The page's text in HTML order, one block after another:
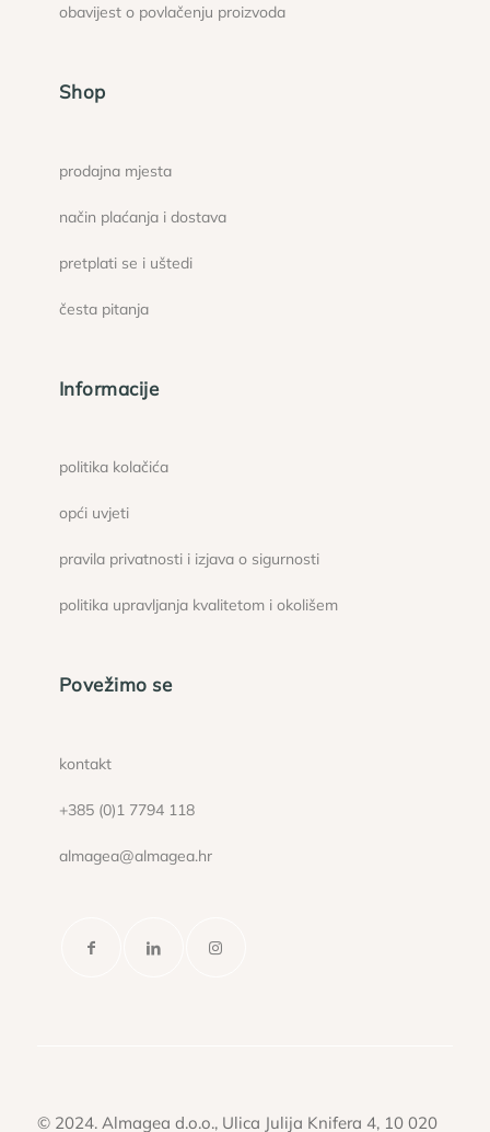
obavijest o povlačenju proizvoda
Shop
prodajna mjesta
način plaćanja i dostava
pretplati se i uštedi
česta pitanja
Informacije
politika kolačića
opći uvjeti
pravila privatnosti i izjava o sigurnosti
politika upravljanja kvalitetom i okolišem
Povežimo se
kontakt
+385 (0)1 7794 118
almagea@almagea.hr
© 2024. Almagea d.o.o., Ulica Julija Knifera 4, 10 020